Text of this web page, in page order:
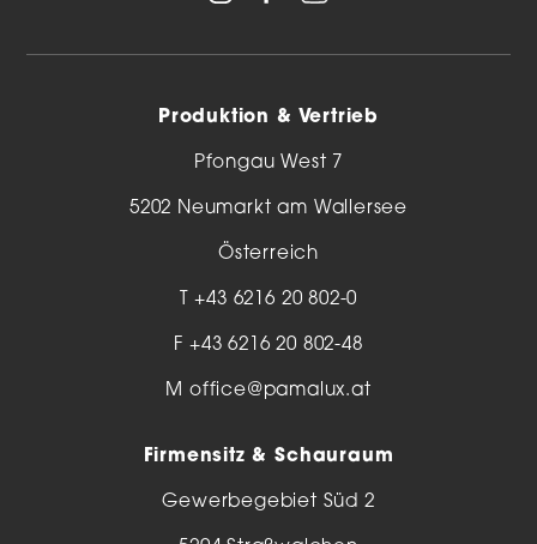
Produktion & Vertrieb
Pfongau West 7
5202 Neumarkt am Wallersee
Österreich
T+43 6216 20 802-0
F +43 6216 20 802-48
M office@pamalux.at
Firmensitz & Schauraum
Gewerbegebiet Süd 2